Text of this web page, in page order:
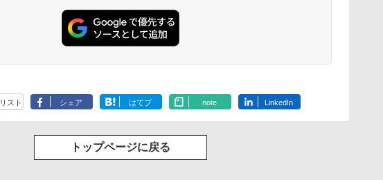
リスト シェア はてブ note LinkedIn
トップページに戻る